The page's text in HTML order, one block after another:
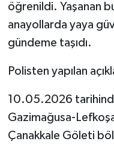
öğrenildi. Yaşanan
anayollarda yaya
gündeme taşıdı.
Polisten yapılan
10.05.2026
Gazimağusa-
Çanakkale Göleti